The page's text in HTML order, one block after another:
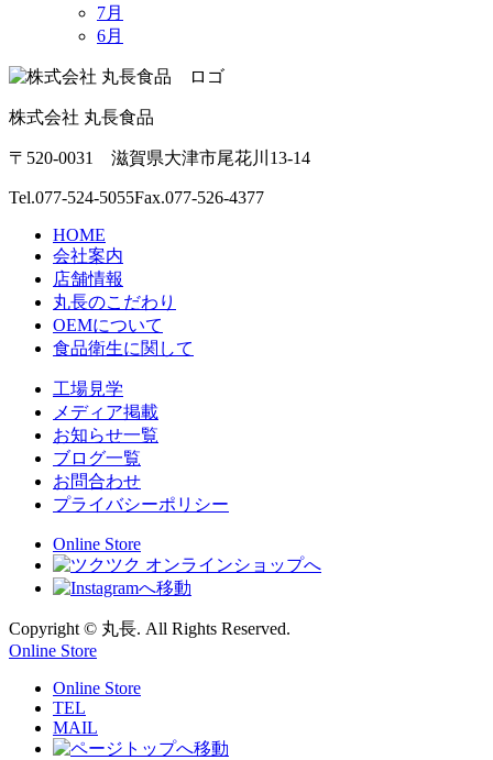
7月
6月
株式会社 丸長食品
〒520-0031 滋賀県大津市尾花川13-14
Tel.077-524-5055Fax.077-526-4377
HOME
会社案内
店舗情報
丸長のこだわり
OEMについて
食品衛生に関して
工場見学
メディア掲載
お知らせ一覧
ブログ一覧
お問合わせ
プライバシーポリシー
Online Store
Copyright © 丸長. All Rights Reserved.
Online Store
Online Store
TEL
MAIL